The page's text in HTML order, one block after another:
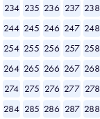
234 235 236 237 238
244 245 246 247 248
254 255 256 257 258
264 265 266 267 268
274 275 276 277 278
284 285 286 287 288